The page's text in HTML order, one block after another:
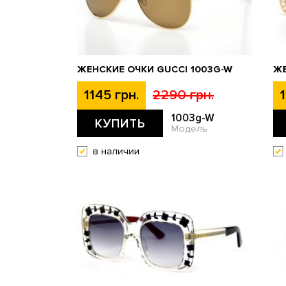
ЖЕНСКИЕ ОЧКИ GUCCI 1003G-W
1145 грн. 2290 грн.
КУПИТЬ 1003g-W
Модель
в наличии